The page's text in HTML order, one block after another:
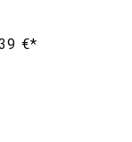
€*